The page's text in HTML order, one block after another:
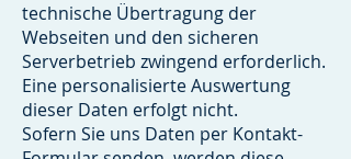
technische Übertragung der
Webseiten und den sicheren
Serverbetrieb zwingend erforderlich.
Eine personalisierte Auswertung
dieser Daten erfolgt nicht.
Sofern Sie uns Daten per Kontakt-